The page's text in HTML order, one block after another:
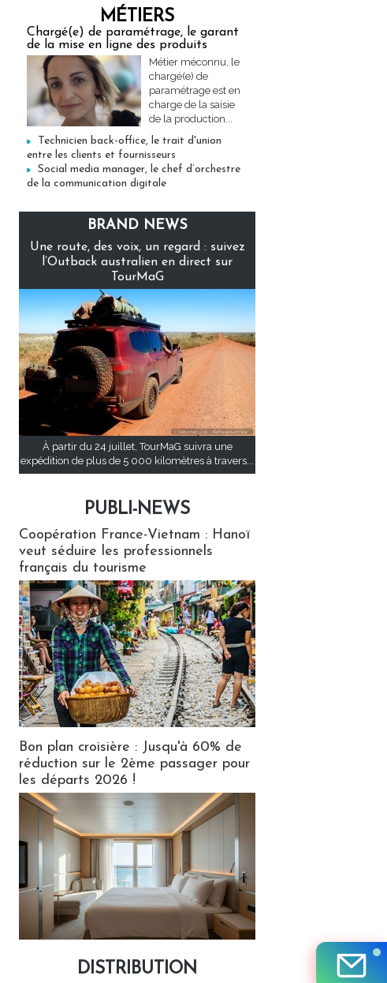
MÉTIERS
Chargé(e) de paramétrage, le garant
de la mise en ligne des produits
Métier méconnu, le
chargé(e) de
paramétrage est en
charge de la saisie
de la production...
Technicien back-office, le trait d'union
entre les clients et fournisseurs
Social media manager, le chef d’orchestre
de la communication digitale
BRAND NEWS
Une route, des voix, un regard : suivez
l’Outback australien en direct sur
TourMaG
À partir du 24 juillet, TourMaG suivra une
expédition de plus de 5 000 kilomètres à travers...
PUBLI-NEWS
Coopération France-Vietnam : Hanoï
veut séduire les professionnels
français du tourisme
Bon plan croisière : Jusqu'à 60% de
réduction sur le 2ème passager pour
les départs 2026 !
DISTRIBUTION